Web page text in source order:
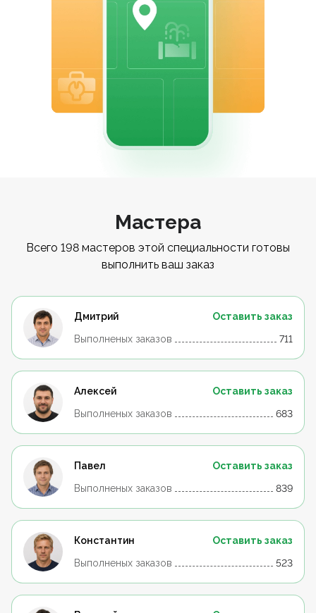
Мастера
Всего 198 мастеров этой специальности готовы
выполнить ваш заказ
Дмитрий
Оставить заказ
Выполненых заказов
711
Алексей
Оставить заказ
Выполненых заказов
683
Павел
Оставить заказ
Выполненых заказов
839
Константин
Оставить заказ
Выполненых заказов
523